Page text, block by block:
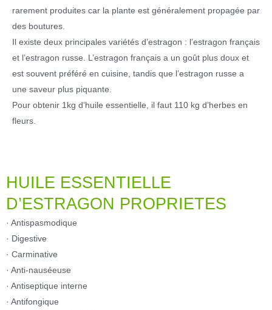
rarement produites car la plante est généralement propagée par
des boutures.
Il existe deux principales variétés d’estragon : l’estragon français
et l’estragon russe. L’estragon français a un goût plus doux et
est souvent préféré en cuisine, tandis que l’estragon russe a
une saveur plus piquante.
Pour obtenir 1kg d’huile essentielle, il faut 110 kg d’herbes en
fleurs.
HUILE ESSENTIELLE
D’ESTRAGON PROPRIETES
· Antispasmodique
· Digestive
· Carminative
· Anti-nauséeuse
· Antiseptique interne
· Antifongique